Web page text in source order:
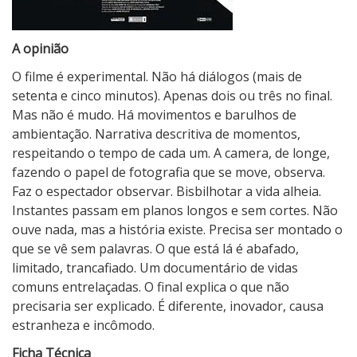
A opinião
O filme é experimental. Não há diálogos (mais de
setenta e cinco minutos). Apenas dois ou três no final.
Mas não é mudo. Há movimentos e barulhos de
ambientação. Narrativa descritiva de momentos,
respeitando o tempo de cada um. A camera, de longe,
fazendo o papel de fotografia que se move, observa.
Faz o espectador observar. Bisbilhotar a vida alheia.
Instantes passam em planos longos e sem cortes. Não
ouve nada, mas a história existe. Precisa ser montado o
que se vê sem palavras. O que está lá é abafado,
limitado, trancafiado. Um documentário de vidas
comuns entrelaçadas. O final explica o que não
precisaria ser explicado. É diferente, inovador, causa
estranheza e incômodo.
Ficha Técnica